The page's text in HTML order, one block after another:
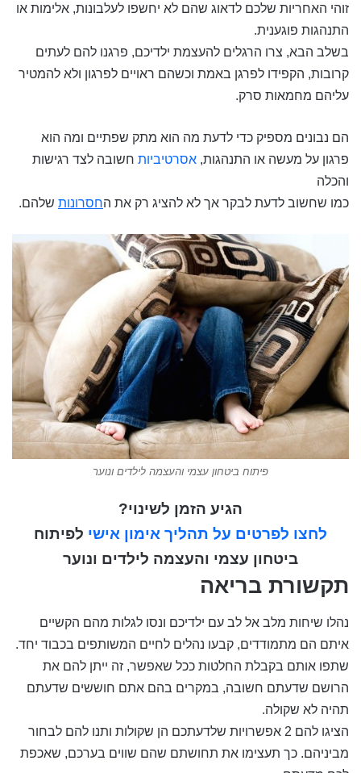
זוהי האחריות שלכם לדאוג שהם לא יחשפו לעלבונות, אלימות או
התנהגות פוגענית.
בשלב הבא, צרו הרגלים להעצמת ילדיכם, פרגנו להם לעתים
קרובות, הקפידו לפרגן באמת וכשהם ראויים לפרגון ולא להמטיר
עליהם מחמאות סרק.
הם נבונים מספיק כדי לדעת מה הוא מתק שפתיים ומה הוא
פרגון על מעשה או התנהגות, אסרטיביות חשובה לצד רגישות
והכלה
כמו שחשוב לדעת לבקר אך לא להציג רק את החסרונות שלהם.
פיתוח ביטחון עצמי והעצמה לילדים ונוער
הגיע הזמן לשינוי?
לחצו לפרטים על תהליך אימון אישי לפיתוח
ביטחון עצמי והעצמה לילדים ונוער
תקשורת בריאה
נהלו שיחות מלב אל לב עם ילדיכם ונסו לגלות מהם הקשיים
איתם הם מתמודדים, קבעו נהלים לחיים המשותפים בכבוד יחד.
שתפו אותם בקבלת החלטות ככל שאפשר, זה ייתן להם את
הרושם שדעתם חשובה, במקרים בהם אתם חוששים שדעתם
תהיה לא שקולה.
הציגו להם 2 אפשרויות שלדעתכם הן שקולות ותנו להם לבחור
מביניהם. כך תעצימו את תחושתם שהם שווים בערכם, שאכפת